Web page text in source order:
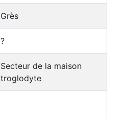
Grès
?
Secteur de la maison
troglodyte